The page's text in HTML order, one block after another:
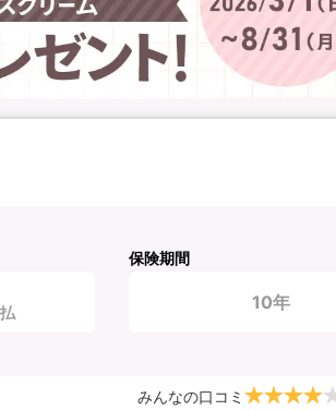
保険期間
10年
みんなの口コミ